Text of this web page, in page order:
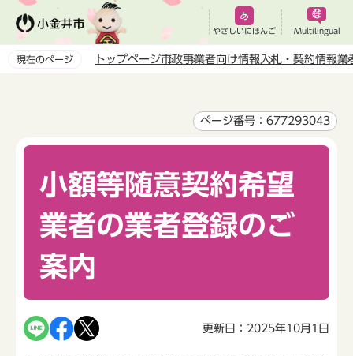
ペ
やさしいにほんご Multilingual
現在のページ トップページ市政事業者向け情報 入札・契約情報業
ページ番号：677293043
小額等随意契約希望
業者の業者登録のご
案内
更新日：2025年10月1日